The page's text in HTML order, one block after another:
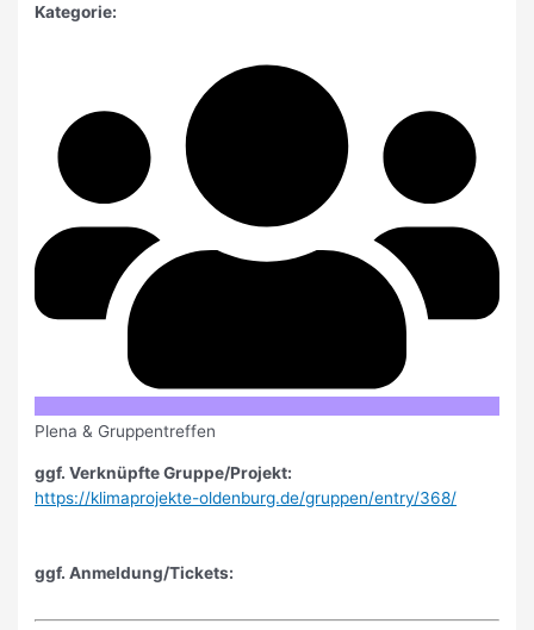
Kategorie:
Plena & Gruppentreffen
ggf. Verknüpfte Gruppe/Projekt:
https://klimaprojekte-oldenburg.de/gruppen/entry/368/
ggf. Anmeldung/Tickets: